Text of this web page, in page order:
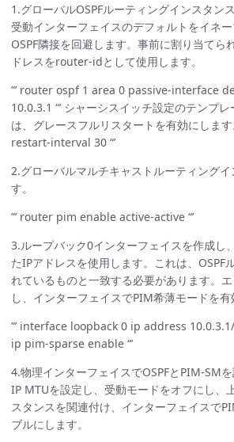
1.グローバルOSPFルーティングインスタン
受動インターフェイスのデフォルトをイネ
OSPF隣接を回避します。事前に割り当てら
ドレスをrouter-idとして使用します。
”’ router ospf 1 area 0 passive-interface
10.0.3.1 “’ シャーシスイッチ設定のテンプ
は、グレースフルリスタートを有効にしま
restart-interval 30 “’
2.グローバルマルチキャストルーティング
す。
”’ router pim enable active-active “’
3.ループバック0インターフェイスを作成し
たIPアドレスを使用します。これは、OSPF
れているものと一致する必要があります。
し、インターフェイスでPIM希薄モードを有
”’ interface loopback 0 ip address
ip pim-sparse enable “’
4.物理インターフェイスでOSPFとPIM-SM
IP MTUを設定し、受動モードをオフにし、
スタンスを関連付け、インターフェイスで
ブルにします。